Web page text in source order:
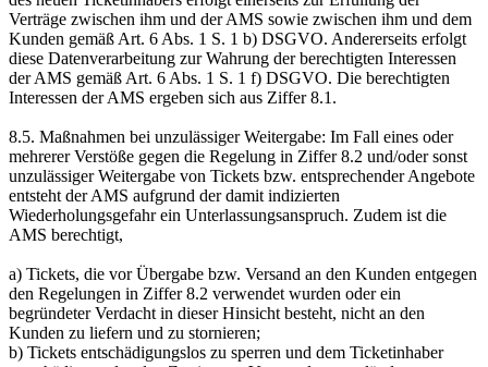
Verträge zwischen ihm und der AMS sowie zwischen ihm und dem
Kunden gemäß Art. 6 Abs. 1 S. 1 b) DSGVO. Andererseits erfolgt
diese Datenverarbeitung zur Wahrung der berechtigten Interessen
der AMS gemäß Art. 6 Abs. 1 S. 1 f) DSGVO. Die berechtigten
Interessen der AMS ergeben sich aus Ziffer 8.1.
8.5. Maßnahmen bei unzulässiger Weitergabe: Im Fall eines oder
mehrerer Verstöße gegen die Regelung in Ziffer 8.2 und/oder sonst
unzulässiger Weitergabe von Tickets bzw. entsprechender Angebote
entsteht der AMS aufgrund der damit indizierten
Wiederholungsgefahr ein Unterlassungsanspruch. Zudem ist die
AMS berechtigt,
a) Tickets, die vor Übergabe bzw. Versand an den Kunden entgegen
den Regelungen in Ziffer 8.2 verwendet wurden oder ein
begründeter Verdacht in dieser Hinsicht besteht, nicht an den
Kunden zu liefern und zu stornieren;
b) Tickets entschädigungslos zu sperren und dem Ticketinhaber